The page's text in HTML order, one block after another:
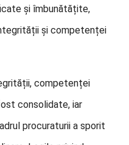
și îmbunătățite,
și competenței
competenței
consolidate, iar
procuraturii a sporit